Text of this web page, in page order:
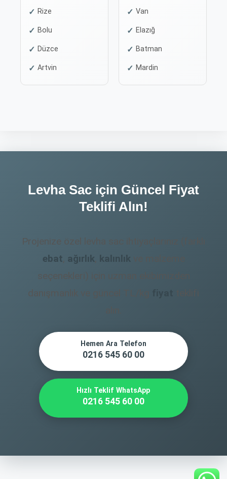
Rize
Bolu
Düzce
Artvin
Van
Elazığ
Batman
Mardin
Levha Sac için Güncel Fiyat
Teklifi Alın!
Projenize özel levha sac ihtiyaçlarınız (farklı
ebat, ağırlık, kalınlıkve malzeme
seçenekleri) için uzman ekibimizden
danışmanlık ve güncel TL/kg
Hemen Ara Telefon
0216 545 60 00
Hızlı Teklif WhatsApp
0216 545 60 00